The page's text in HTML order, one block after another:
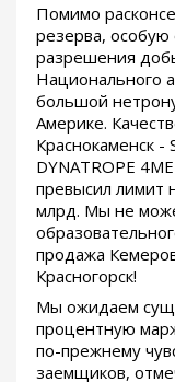
Помимо
резерва, особую
разрешения
Национального
большой
Америке.
Краснокаменск -
DYNATROPE
превысил лимит
млрд. Мы не
продажа
Красногорск!
Мы ожидаем
процентную
по-прежнему
заемщиков,